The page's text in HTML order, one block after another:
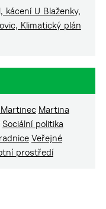
kácení U Blaženky,
Klimatický plán
Martina
Sociální politika
Veřejné
prostředí